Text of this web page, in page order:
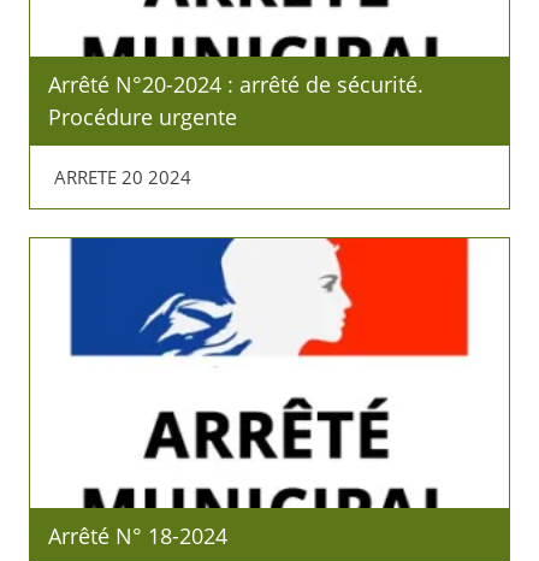
Arrêté N°20-2024 : arrêté de sécurité.
Procédure urgente
ARRETE 20 2024
Arrêté N° 18-2024